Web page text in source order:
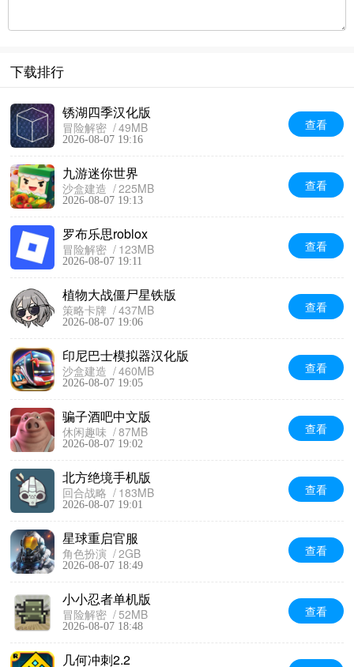
下载排行
锈湖四季汉化版
冒险解密 49MB
2026-08-07 19:16
查看
九游迷你世界
沙盒建造 225MB
2026-08-07 19:13
查看
罗布乐思roblox
冒险解密 123MB
2026-08-07 19:11
查看
植物大战僵尸星铁版
策略卡牌 437MB
2026-08-07 19:06
查看
印尼巴士模拟器汉化版
沙盒建造 460MB
2026-08-07 19:05
查看
骗子酒吧中文版
休闲趣味 87MB
2026-08-07 19:02
查看
北方绝境手机版
回合战略 183MB
2026-08-07 19:01
查看
星球重启官服
角色扮演 2GB
2026-08-07 18:49
查看
小小忍者单机版
冒险解密 52MB
2026-08-07 18:48
查看
几何冲刺2.2